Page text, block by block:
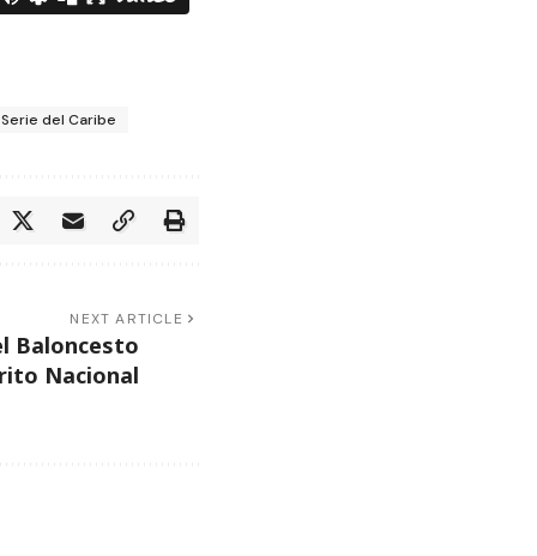
Serie del Caribe
NEXT ARTICLE
Baloncesto
Nacional